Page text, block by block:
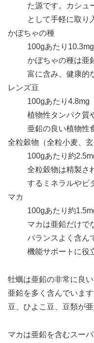
た源です。カシュ
として手軽に取り
かぼちゃの種
100gあたり10.3mg
かぼちゃの種は亜
富に含み、健康的
レンズ豆
100gあたり4.8mg
植物性タンパク質
亜鉛の良い植物性
全粒穀物（全粒小麦、玄
100gあたり約
全粒穀物は精製さ
するミネラルやビ
マカ
100gあたり約
マカは亜鉛だけで
バランスよく含ん
機能サポートに役
牡蠣は亜鉛の非常に良
亜鉛を多く含んでいま
豆、ひよこ豆、豆類が
マカは亜鉛を含むスー